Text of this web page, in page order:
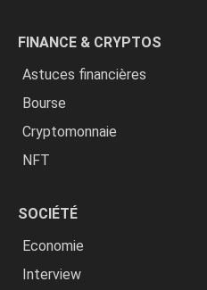
FINANCE & CRYPTOS
Astuces financières
Bourse
Cryptomonnaie
NFT
SOCIÉTÉ
Economie
Interview